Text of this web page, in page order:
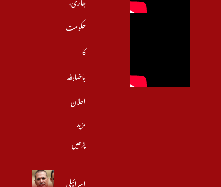
حکومت
کا
باضابطہ
اعلان
مزید
پڑھیں
اسرائیلی